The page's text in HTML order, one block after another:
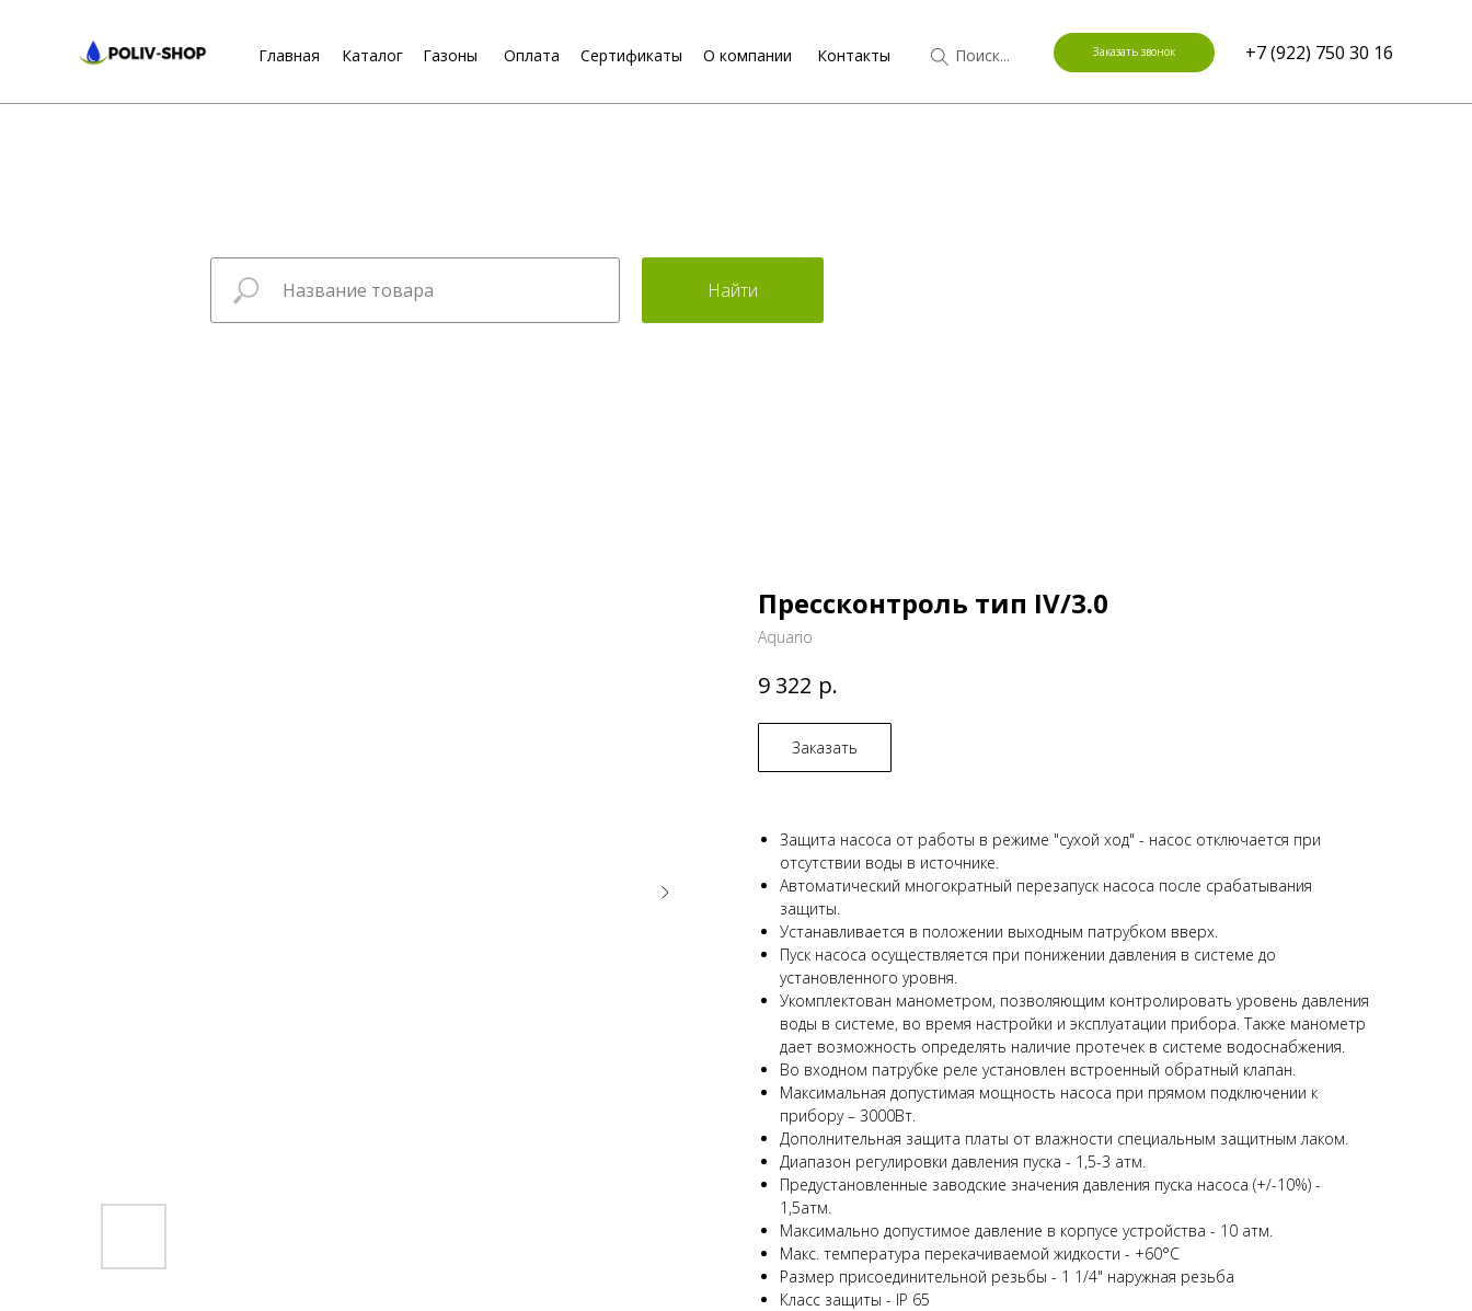
Заказать звонок +7 (922) 750 30 16
Главная Каталог Газоны Оплата Сертификаты О компании Контакты Поиск...
Найти
Прессконтроль тип IV/3.0
Aquario
9 322 р.
Заказать
Защита насоса от работы в режиме "сухой ход" - насос отключается при
отсутствии воды в источнике.
Автоматический многократный перезапуск насоса после срабатывания
защиты.
Устанавливается в положении выходным патрубком вверх.
Пуск насоса осуществляется при понижении давления в системе до
установленного уровня.
Укомплектован манометром, позволяющим контролировать уровень давления
воды в системе, во время настройки и эксплуатации прибора. Также манометр
дает возможность определять наличие протечек в системе водоснабжения.
Во входном патрубке реле установлен встроенный обратный клапан.
Максимальная допустимая мощность насоса при прямом подключении к
прибору – 3000Вт.
Дополнительная защита платы от влажности специальным защитным лаком.
Диапазон регулировки давления пуска - 1,5-3 атм.
Предустановленные заводские значения давления пуска насоса (+/-10%) -
1,5атм.
Максимально допустимое давление в корпусе устройства - 10 атм.
Макс. температура перекачиваемой жидкости - +60°С
Размер присоединительной резьбы - 1 1/4" наружная резьба
Класс защиты - IP 65